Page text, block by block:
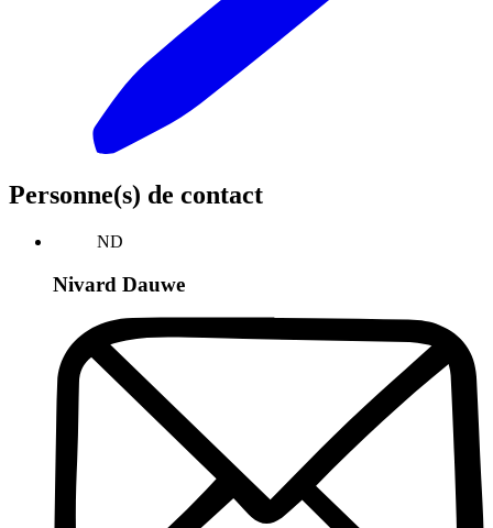
Personne(s) de contact
ND
Nivard Dauwe